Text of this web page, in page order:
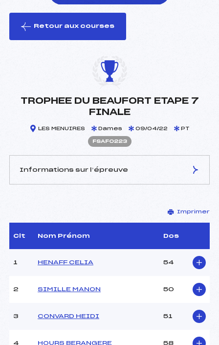
le ski
Retour aux courses
TROPHEE DU BEAUFORT ETAPE 7
FINALE
LES MENUIRES Dames 09/04/22 PT
FSAF0223
Informations sur l’épreuve
BAUDIN ROBIN ()
D.T Adjoint :
–
Dir. Epreuve :
CARACTÉRISTIQUES DE LA PISTE
Point Bas :
Imprimer
Clt Nom Prénom Dos
1 HENAFF CELIA 54
2 SIMILLE MANON 50
3 CONVARD HEIDI 51
4 HOURS BERANGERE 58